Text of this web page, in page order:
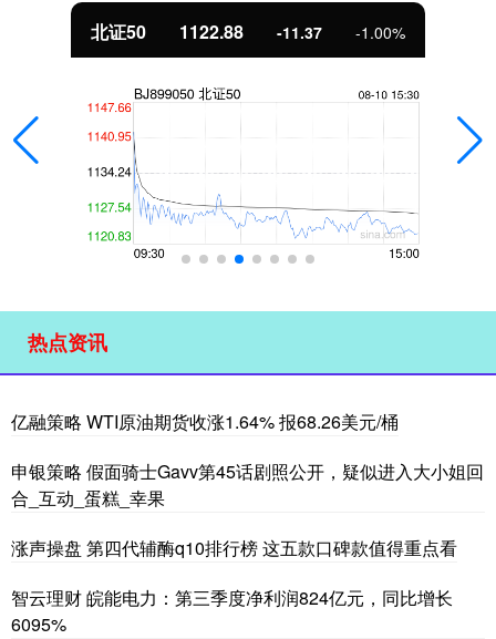
北证50 1122.88 -11.37 -1.00%
热点资讯
亿融策略 WTI原油期货收涨1.64% 报68.26美元/桶
申银策略 假面骑士Gavv第45话剧照公开，疑似进入大小姐回
合_互动_蛋糕_幸果
涨声操盘 第四代辅酶q10排行榜 这五款口碑款值得重点看
智云理财 皖能电力：第三季度净利润824亿元，同比增长
6095%